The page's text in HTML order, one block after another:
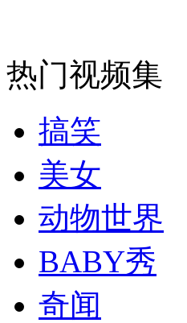
走！跟着总书记去植树
消防员救轻生者
纽约上演“枕头大战”
司机酒驾遇交警 急速倒车
热门视频集
搞笑
美女
动物世界
BABY秀
奇闻